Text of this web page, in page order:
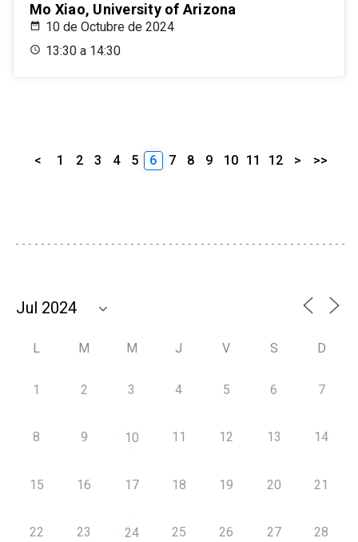
Mo Xiao, University of Arizona
10 de Octubre de 2024
13:30 a 14:30
< 1 2 3 4 5 6 7 8 9 10 11 12 > >>
L M M J V S D
1 2 3 4 5 6 7
8 9 10 11 12 13 14
15 16 17 18 19 20 21
22 23 24 25 26 27 28